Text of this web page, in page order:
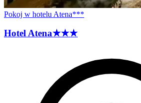
Pokoj w hotelu Atena***
HotelAtena★★★